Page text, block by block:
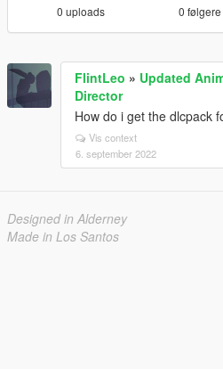
0 uploads 0 følgere
FlintLeo » Updated
Director
How do i get the dlcpack
Vis context
6. september 2022
Designed in Alderney
Made in Los Santos